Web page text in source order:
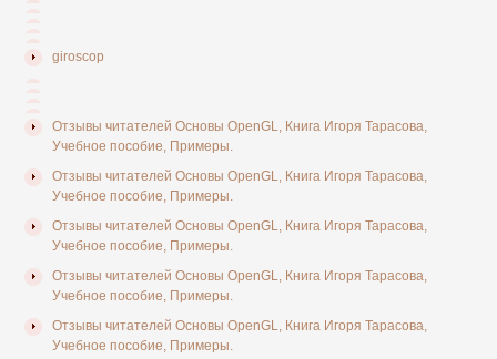
giroscop
Отзывы читателей Основы OpenGL, Книга Игоря Тарасова,
Учебное пособие, Примеры.
Отзывы читателей Основы OpenGL, Книга Игоря Тарасова,
Учебное пособие, Примеры.
Отзывы читателей Основы OpenGL, Книга Игоря Тарасова,
Учебное пособие, Примеры.
Отзывы читателей Основы OpenGL, Книга Игоря Тарасова,
Учебное пособие, Примеры.
Отзывы читателей Основы OpenGL, Книга Игоря Тарасова,
Учебное пособие, Примеры.